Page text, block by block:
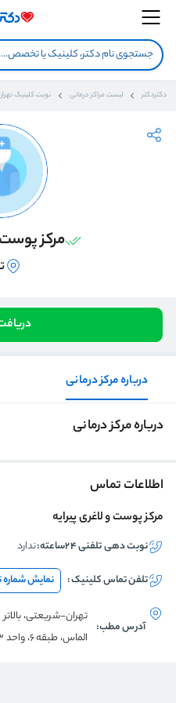
دکتردکتر لیست مراکز درمانی نوبت کلینیک
مرکز پوست
درباره مرکز درمانی
درباره مرکز درمانی
اطلاعات تماس
مرکز پوست و لاغری پیرایه
نوبت دهی تلفنی ۲۴ساعته: ندارد
تلفن تماسکلینیک: نمایش شماره
آدرس مطب:
تهران-شریعتی،
الماس، طبقه 6، واحد 63